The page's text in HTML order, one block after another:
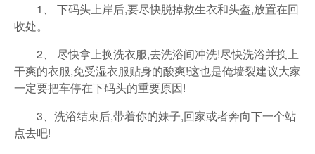
1、 下码头上岸后,要尽快脱掉救生衣和头盔,放置在回
收处。
2、 尽快拿上换洗衣服,去洗浴间冲洗!尽快洗浴并换上
干爽的衣服,免受湿衣服贴身的酸爽!这也是俺墙裂建议大家
一定要把车停在下码头的重要原因!
3、洗浴结束后,带着你的妹子,回家或者奔向下一个站
点去吧!